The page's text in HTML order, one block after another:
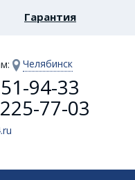
Гарантия
: Челябинск
94-33
77-03